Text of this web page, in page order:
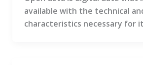
available with the technical
characteristics necessary for